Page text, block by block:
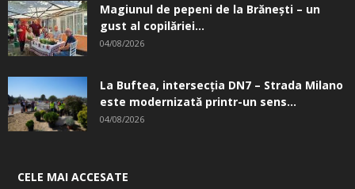
Magiunul de pepeni de la Brăneşti – un
gust al copilăriei...
04/08/2026
La Buftea, intersecţia DN7 – Strada Milano
este modernizată printr-un sens...
04/08/2026
CELE MAI ACCESATE